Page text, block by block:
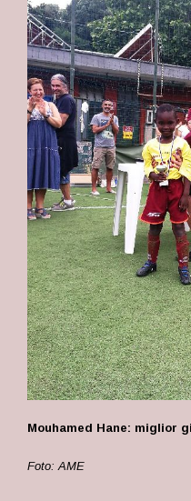
Mouhamed Hane: miglior
Foto: AME